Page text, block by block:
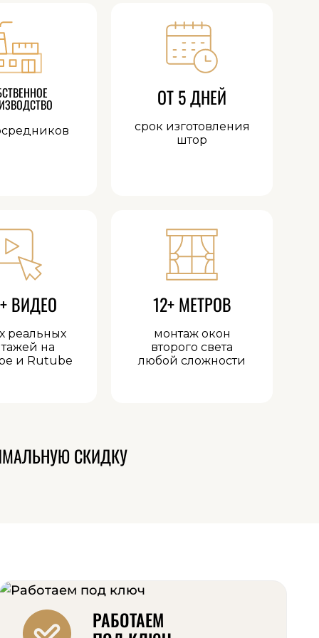
ОТ 5 ДНЕЙ
срок изготовления
штор
ВИДЕО
реальных
на
и Rutube
12+ МЕТРОВ
монтаж окон
второго света
любой сложности
СКИДКУ
РАБОТАЕМ